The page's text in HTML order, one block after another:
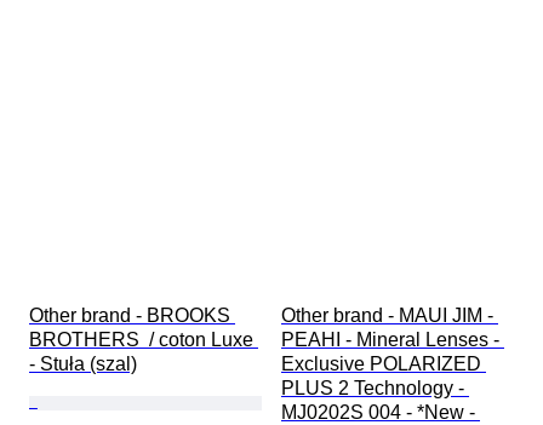
Other brand - BROOKS
BROTHERS  / coton Luxe
- Stuła (szal)
Other brand - MAUI JIM -
PEAHI - Mineral Lenses -
Exclusive POLARIZED
PLUS 2 Technology -
MJ0202S 004 - *New -